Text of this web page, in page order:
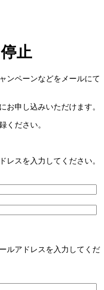
止
ンペーンなどをメールにて
お申し込みいただけます。
ください。
レスを入力してください。
ルアドレスを入力してくだ